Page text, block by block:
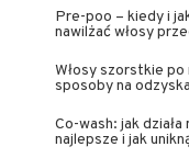
Pre-poo – kiedy i
nawilżać włosy
Włosy szorstkie
sposoby na
Co-wash: jak
najlepsze i jak